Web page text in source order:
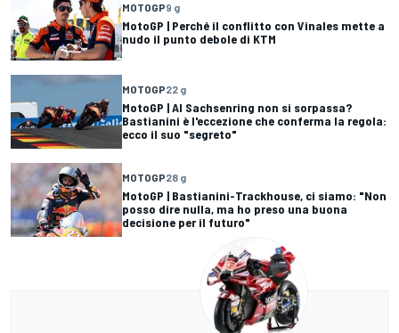
MOTOGP9 g
MotoGP | Perché il conflitto con Vinales mette a
nudo il punto debole di KTM
MOTOGP22 g
MotoGP | Al Sachsenring non si sorpassa?
Bastianini è l'eccezione che conferma la regola:
ecco il suo "segreto"
MOTOGP28 g
MotoGP | Bastianini-Trackhouse, ci siamo: "Non
posso dire nulla, ma ho preso una buona
decisione per il futuro"